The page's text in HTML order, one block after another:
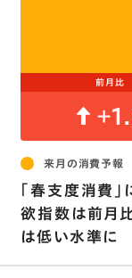
前月比
来月の消費予報
｢春支度消費｣
欲指数は前月
は低い水準に